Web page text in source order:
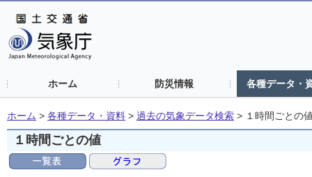
ホーム 防災情報 各種データ・
ホーム > 各種データ・資料 > 過去の気象データ検索 > １時間ごとの
１時間ごとの値